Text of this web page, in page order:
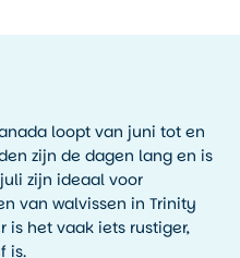
loopt van juni tot en
zijn de dagen lang en is
zijn ideaal voor
van walvissen in Trinity
is het vaak iets rustiger,
is.